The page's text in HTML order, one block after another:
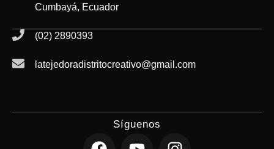
Cumbayá, Ecuador
(02) 2890393
latejedoradistritocreativo@gmail.com
Síguenos